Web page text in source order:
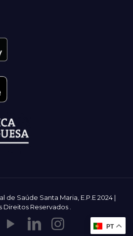
de Saúde Santa Maria, E.P.E 2024 |
Direitos Reservados
PT